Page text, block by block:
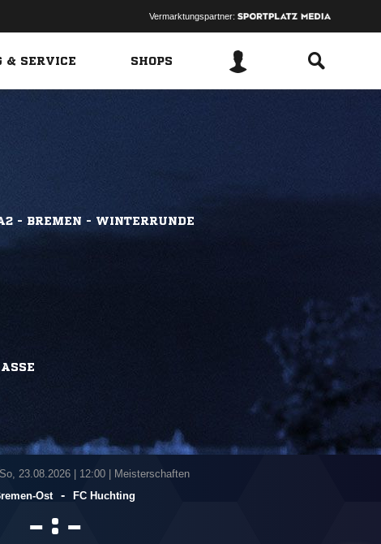
Vermarktungspartner:
& SERVICE SHOPS
- BREMEN - WINTERRUNDE
23.08.2026| 12:00 | Meisterschaften
Ost
- FC Huchting
 : 